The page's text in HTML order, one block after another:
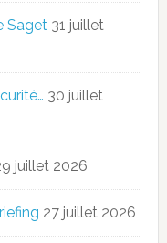
Saget 31 juillet
30 juillet
juillet 2026
27 juillet 2026